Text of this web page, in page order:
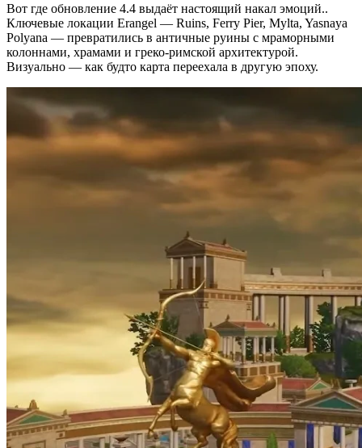
Вот где обновление 4.4 выдаёт настоящий накал эмоций..
Ключевые локации Erangel — Ruins, Ferry Pier, Mylta, Yasnaya
Polyana — превратились в античные руины с мраморными
колоннами, храмами и греко-римской архитектурой.
Визуально — как будто карта переехала в другую эпоху.